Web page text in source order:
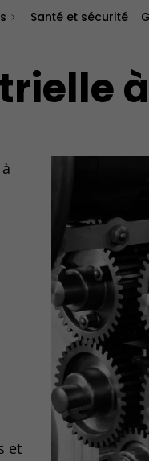
Santé et sécurité
et